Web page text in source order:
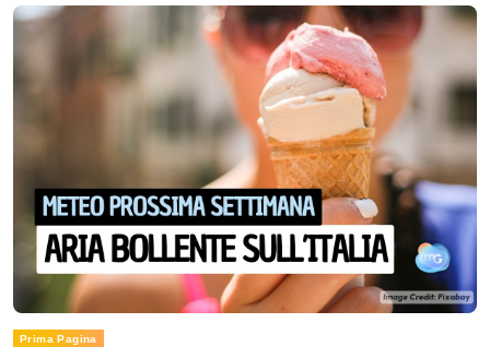
Prima Pagina